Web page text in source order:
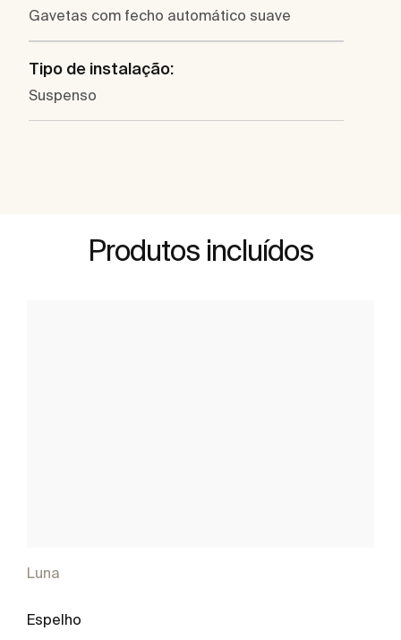
Gavetas com fecho automático suave
Tipo de instalação:
Suspenso
Produtos incluídos
Luna
Espelho